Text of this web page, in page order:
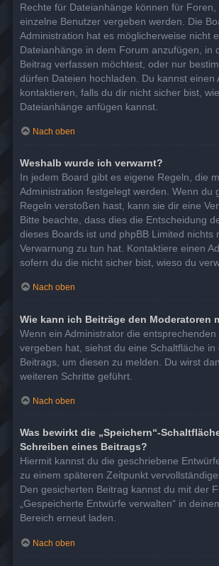
Rechte für Dateianhänge können für
einzelne Benutzer vergeben werden. Die
Administration hat es möglicherweise nicht
Dateianhänge in dem Forum anzufügen, in
Beitrag verfassen möchtest, oder nur
dürfen Dateien hochladen. Du kannst einen
kontaktieren, falls du dir nicht sicher bist,
Dateianhänge anfügen kannst.
Nach oben
Weshalb wurde ich verwarnt?
In jedem Board gibt es eigene Regeln, die
Administration festgelegt werden. Wenn du
Regeln verstoßen hast, kann sie dir eine
Bitte beachte, dass dies die Entscheidung
dieses Boards ist und phpBB Limited nichts
Verwarnung zu tun hat. Kontaktiere einen
sofern du die nicht sicher bist, wieso du
Nach oben
Wie kann ich Beiträge den Moderatoren
Wenn ein Administrator die
vergeben hat, siehst du eine Schaltfläche in
Beitrags, um diesen zu melden. Du wirst
weiteren Schritte geführt.
Nach oben
Was bewirkt die „Speichern“-
Schreiben eines Beitrags?
Hiermit kannst du die geschriebene
zu einem späteren Zeitpunkt
Den gesicherten Beitrag kannst du mit der
„Gespeicherte Entwürfe verwalten“ in
Bereich erneut laden.
Nach oben